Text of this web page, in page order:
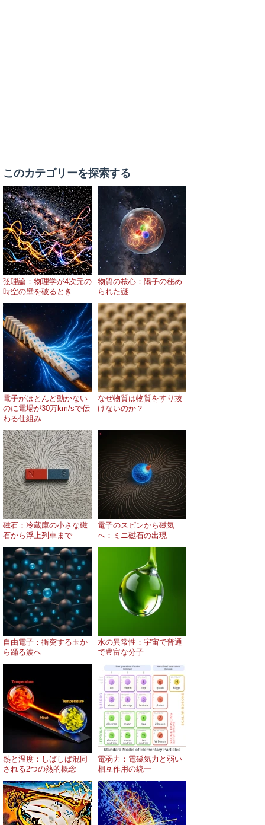
このカテゴリーを探索する
弦理論：物理学が4次元の
時空の壁を破るとき
物質の核心：陽子の秘め
られた謎
電子がほとんど動かない
のに電場が30万km/sで伝
わる仕組み
なぜ物質は物質をすり抜
けないのか？
磁石：冷蔵庫の小さな磁
石から浮上列車まで
電子のスピンから磁気
へ：ミニ磁石の出現
自由電子：衝突する玉か
ら踊る波へ
水の異常性：宇宙で普通
で豊富な分子
熱と温度：しばしば混同
される2つの熱的概念
電弱力：電磁気力と弱い
相互作用の統一